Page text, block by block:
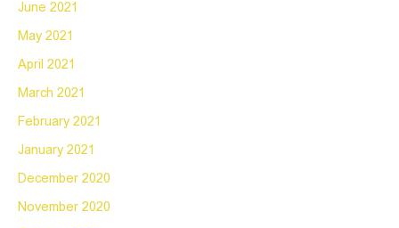
June 2021
May 2021
April 2021
March 2021
February 2021
January 2021
December 2020
November 2020